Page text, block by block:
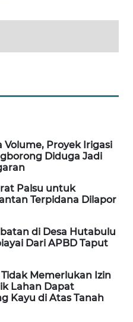
Volume, Proyek Irigasi
Diduga Jadi
Palsu untuk
Terpidana Dilapor
di Desa Hutabulu
Dari APBD Taput
Memerlukan Izin
Lahan Dapat
Kayu di Atas Tanah